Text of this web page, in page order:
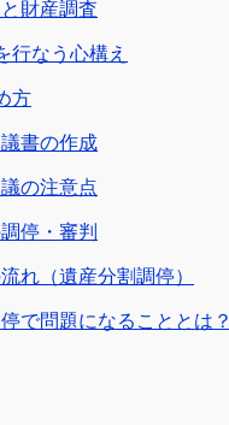
財産調査
行なう心構え
方
書の作成
の注意点
停・審判
れ（遺産分割調停）
で問題になることとは？